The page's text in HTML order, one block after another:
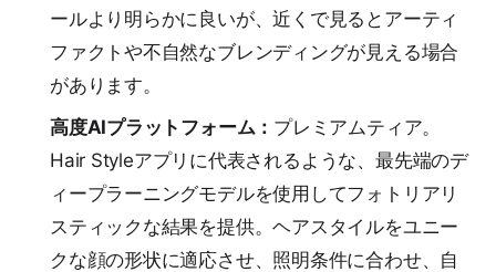
ールより明らかに良いが、近くで見るとアーティ
ファクトや不自然なブレンディングが見える場合
があります。
高度AIプラットフォーム： プレミアムティア。
Hair Styleアプリに代表されるような、最先端のデ
ィープラーニングモデルを使用してフォトリアリ
スティックな結果を提供。ヘアスタイルをユニー
クな顔の形状に適応させ、照明条件に合わせ、自